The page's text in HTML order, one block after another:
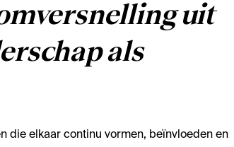
uit
als
die elkaar continu vormen, beïnvloeden en